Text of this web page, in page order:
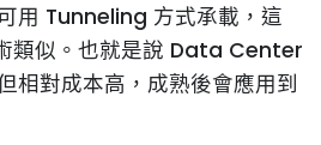
用 Tunneling 方式承載，這
類似。也就是說 Data Center
相對成本高，成熟後會應用到